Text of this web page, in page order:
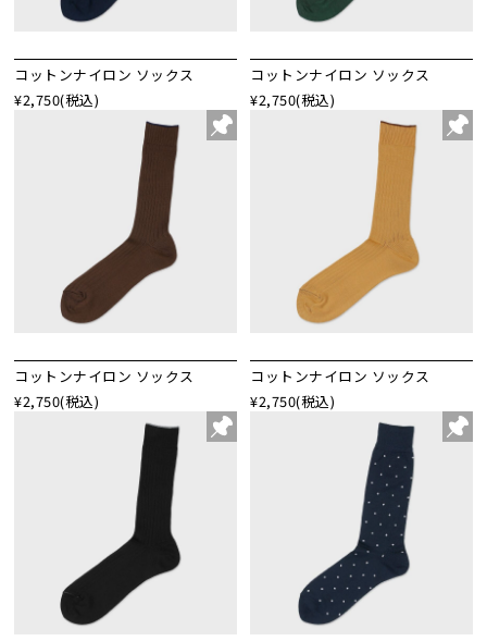
コットンナイロン ソックス
¥2,750(税込)
コットンナイロン ソックス
¥2,750(税込)
コットンナイロン ソックス
¥2,750(税込)
コットンナイロン ソックス
¥2,750(税込)